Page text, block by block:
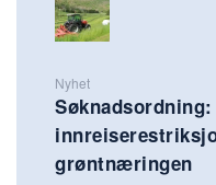
Nyhet
grøntnæringen